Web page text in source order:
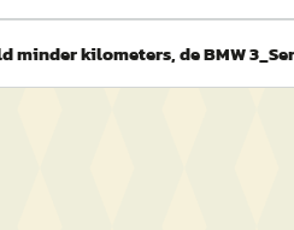
minder kilometers, de BMW